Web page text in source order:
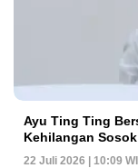
Ayu Ting Ting
Kehilangan
22 Juli 2026 | 10:09